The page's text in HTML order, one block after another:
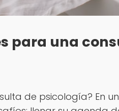
para una
de psicología? En